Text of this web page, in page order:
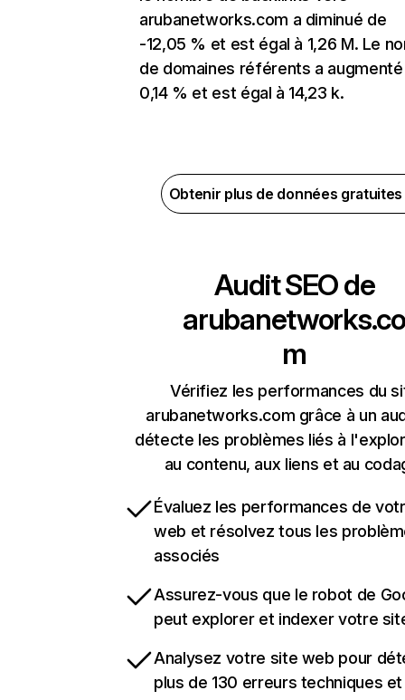
arubanetworks.com a diminué de
-12,05 % et est égal à 1,26 M. Le
de domaines référents a
0,14 % et est égal à 14,23 k.
Obtenir plus de données
Audit SEO de
arubanetworks.co
m
Vérifiez les performances du
arubanetworks.com grâce à un
détecte les problèmes liés à
au contenu, aux liens et au
Évaluez les performances de
web et résolvez tous les
associés
Assurez-vous que le robot de
peut explorer et indexer votre
Analysez votre site web pour
plus de 130 erreurs techniques et